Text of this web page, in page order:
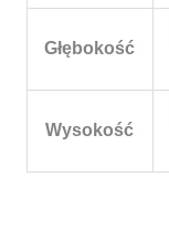
Głębokość
Wysokość